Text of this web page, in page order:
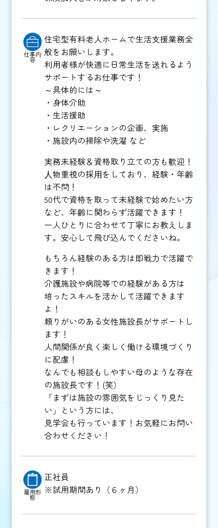
仕事内
容
住宅型有料老人ホームで生活支援業務全
般をお願いします。
利用者様が快適に日常生活を送れるよう
サポートするお仕事です！
～具体的には～
・身体介助
・生活援助
・レクリエーションの企画、実施
・施設内の掃除や洗濯 など
実務未経験＆資格取り立ての方も歓迎！
⼈物重視の採⽤をしており、経験・年齢
は不問！
50代で資格を取って未経験で始めたい方
など、年齢に関わらず活躍できます！
一人ひとりに合わせて丁寧にお教えしま
す。安心して飛び込んでくださいね。
もちろん経験のある方は即戦力で活躍で
きます！
介護施設や病院等での経験がある方は
培ったスキルを活かして活躍できます
よ！
頼りがいのある女性施設長がサポートし
ます！
人間関係が良く楽しく働ける環境づくり
に配慮！
なんでも相談もしやすい母のような存在
の施設長です！(笑）
「まずは施設の雰囲気をじっくり見た
い」という方には、
見学会も行っています！お気軽にお問い
合わせください！
雇用形
態
正社員
※試用期間あり（６ヶ月）